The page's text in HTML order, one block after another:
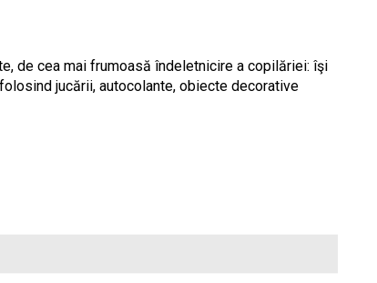
de cea mai frumoasă îndeletnicire a copilăriei: îşi
jucării, autocolante, obiecte decorative